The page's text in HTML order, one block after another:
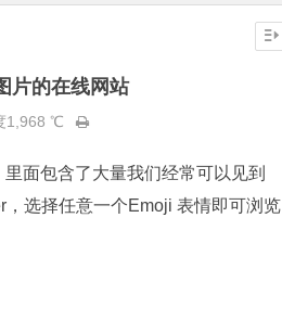
片的在线网站
1,968 ℃
面包含了大量我们经常可以见到
选择任意一个Emoji 表情即可浏览